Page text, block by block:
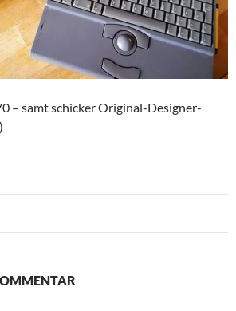
– samt schicker Original-Designer-